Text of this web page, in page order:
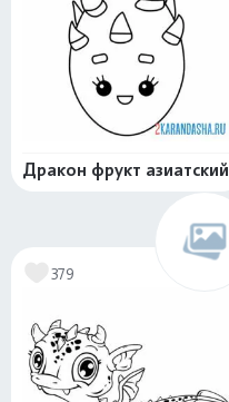
Дракон фрукт азиатский
379